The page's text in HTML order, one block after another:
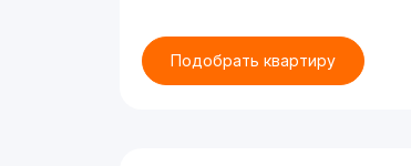
Подобрать квартиру